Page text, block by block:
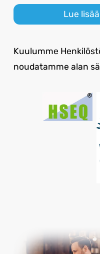
Lue
Kuulumme
noudatamme alan